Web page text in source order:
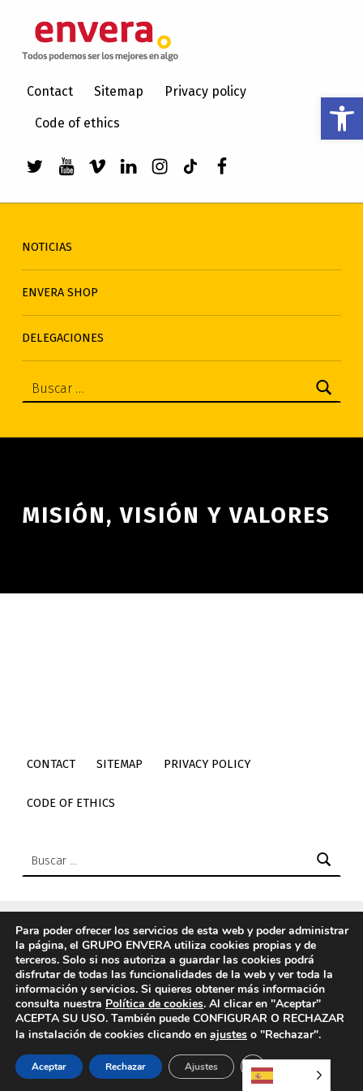
Abrir barra de herramientas
ATENCIÓN A PERSONAS CON DISCAPACIDAD INTELECTUAL
MENU
Contact Sitemap Privacy policy
Code of ethics
NOTICIAS
ENVERA SHOP
DELEGACIONES
MISIÓN, VISIÓN Y VALORES
CONTACT SITEMAP PRIVACY POLICY
CODE OF ETHICS
© 2026Envera |UsingIcelander WordPresstheme.|Back
to top ↑
Enlace a Twitter de enveraEnlace a Youtube de enveraWebMan Design videos on VimeoEnlace a LinkedIn de enveraEnlace a Instagram de enveraEnlace a TikTok de enveraElemento del menú Back to top ↑
Para poder ofrecer los servicios de esta web y poder administrar
la página, el GRUPO ENVERA utiliza cookies propias y de
terceros. Solo si nos autoriza a guardar las cookies podrá
disfrutar de todas las funcionalidades de la web y ver toda la
información y servicios. Si quieres obtener más información
consulta nuestra Política de cookies. Al clicar en "Aceptar"
ACEPTA SU USO. También puede CONFIGURAR O RECHAZAR
la instalación de cookies clicando en ajustes o "Rechazar".
Aceptar Rechazar Ajustes CERRAR EL